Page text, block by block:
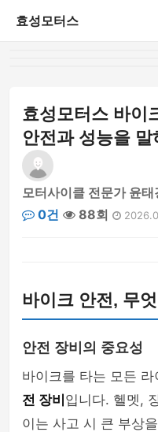
효성모터스
효성모터스 바이
안전과 성능을 말
모터사이클 전문가 윤태
0건
88회
바이크 안전, 무
안전 장비의 중요성
바이크를 타는 모든
전 장비 입니다. 헬멧,
이는 사고 시 큰 부상